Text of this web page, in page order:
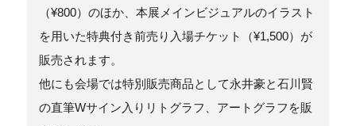
（¥800）のほか、本展メインビジュアルのイラスト
を用いた特典付き前売り入場チケット（¥1,500）が
販売されます。
他にも会場では特別販売商品として永井豪と石川賢
の直筆Wサイン入りリトグラフ、アートグラフを販